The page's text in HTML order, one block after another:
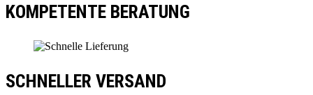
KOMPETENTE BERATUNG
SCHNELLER VERSAND